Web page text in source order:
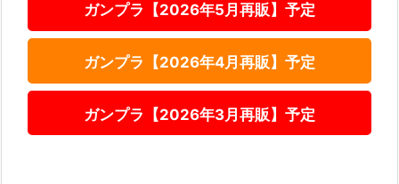
ガンプラ【2026年5月再販】予定
ガンプラ【2026年4月再販】予定
ガンプラ【2026年3月再販】予定